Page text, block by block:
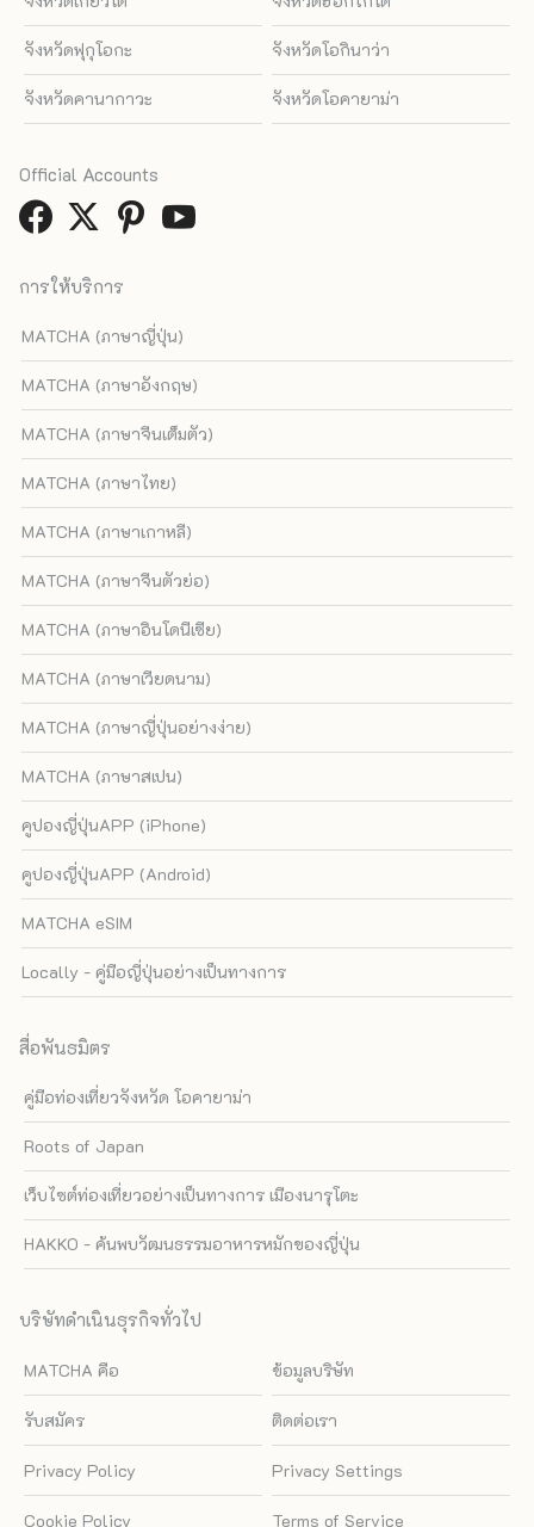
จังหวัดฟุกุโอกะ จังหวัดโอกินาว่า
จังหวัดคานากาวะ จังหวัดโอคายาม่า
การให้บริการ
MATCHA (ภาษาญี่ปุ่น)
MATCHA (ภาษาอังกฤษ)
MATCHA (ภาษาจีนเต็มตัว)
MATCHA (ภาษาไทย)
MATCHA (ภาษาเกาหลี)
MATCHA (ภาษาจีนตัวย่อ)
MATCHA (ภาษาอินโดนีเซีย)
MATCHA (ภาษาเวียดนาม)
MATCHA (ภาษาญี่ปุ่นอย่างง่าย)
MATCHA (ภาษาสเปน)
คูปองญี่ปุ่นAPP (iPhone)
คูปองญี่ปุ่นAPP (Android)
MATCHA eSIM
Locally - คู่มือญี่ปุ่นอย่างเป็นทางการ
สื่อพันธมิตร
คู่มือท่องเที่ยวจังหวัด โอคายาม่า
Roots of Japan
เว็บไซต์ท่องเที่ยวอย่างเป็นทางการ เมืองนารุโตะ
HAKKO - ค้นพบวัฒนธรรมอาหารหมักของญี่ปุ่น
บริษัทดำเนินธุรกิจทั่วไป
MATCHA คือ ข้อมูลบริษัท
รับสมัคร ติดต่อเรา
Privacy Policy Privacy Settings
Cookie Policy Terms of Service
Official Accounts